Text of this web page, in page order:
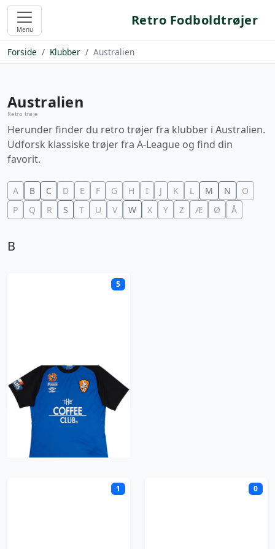
Menu
Retro Fodboldtrøjer
Forside Klubber Australien
Australien
Retro trøje
Herunder finder du retro trøjer fra klubber i Australien.
Udforsk klassiske trøjer fra A-League og find din
favorit.
A B C D E F G H I J K L M N
O
P
Q R S T U V W X Y Z Æ Ø Å
B
5
Brisbane Roar
Retro trøje
1 0